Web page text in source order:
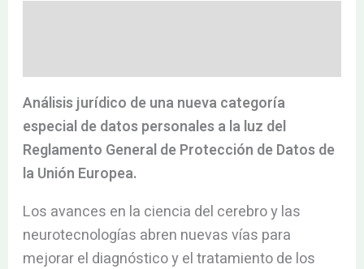
Análisis jurídico de una nueva categoría
especial de datos personales a la luz del
Reglamento General de Protección de Datos de
la Unión Europea.
Los avances en la ciencia del cerebro y las
neurotecnologías abren nuevas vías para
mejorar el diagnóstico y el tratamiento de los